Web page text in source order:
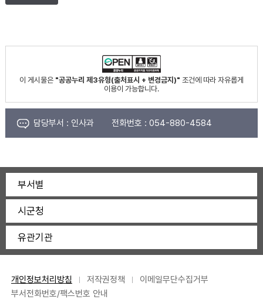
이 게시물은 "공공누리 제3유형(출처표시 + 변경금지)" 조건에 따라 자유롭게
이용이 가능합니다.
담당부서 : 인사과 전화번호 : 054-880-4584
부서별
시군청
유관기관
개인정보처리방침 저작권정책
이메일무단수집거부
부서전화번호/팩스번호 안내